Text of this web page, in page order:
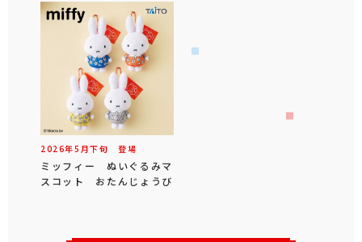
2026年5 月下旬 登場
ミッフィー ぬいぐるみマ
スコット おたんじょうび